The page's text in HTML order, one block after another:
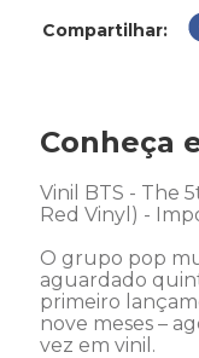
Compartilhar
Conheça
Vinil BTS - The
Red Vinyl) -
O grupo pop
aguardado
primeiro
nove meses –
vez em vinil.